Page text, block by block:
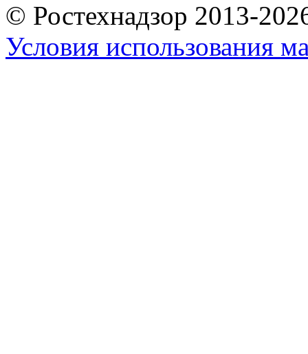
© Ростехнадзор 2013-
Условия использования